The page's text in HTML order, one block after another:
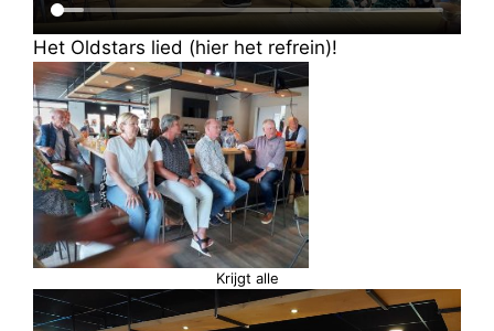
Het Oldstars lied (hier het refrein)!
Krijgt alle